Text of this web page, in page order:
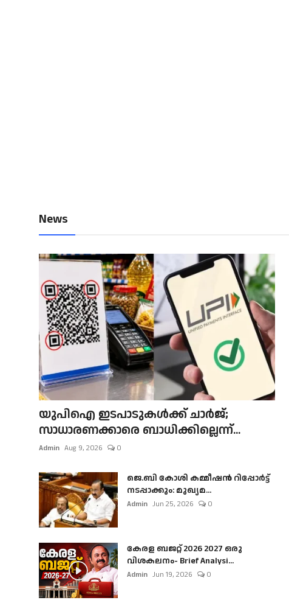
News
യുപിഐ ഇടപാടുകൾക്ക് ചാർജ്;
സാധാരണക്കാരെ ബാധിക്കില്ലെന്ന്...
Admin Aug 9, 2026 0
ജെ.ബി കോശി കമ്മീഷൻ റിപ്പോർട്ട്
നടപ്പാക്കും: മുഖ്യമ...
Admin Jun 25, 2026 0
കേരള ബജറ്റ് 2026 2027 ഒരു
വിശകലനം- Brief Analysi...
Admin Jun 19, 2026 0